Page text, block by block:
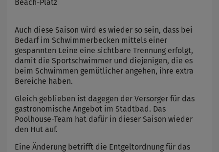
Beach-Platz
Auch diese Saison wird es wieder so sein, dass bei
Bedarf im Schwimmerbecken mittels einer
gespannten Leine eine sichtbare Trennung erfolgt,
damit die Sportschwimmer und diejenigen, die es
beim Schwimmen gemütlicher angehen, ihre extra
Bereiche haben.
Gleich geblieben ist dagegen der Versorger für das
gastronomische Angebot im Stadtbad. Das
Poolhouse-Team hat dafür in dieser Saison wieder
den Hut auf.
Eine Änderung betrifft die Entgeltordnung für das